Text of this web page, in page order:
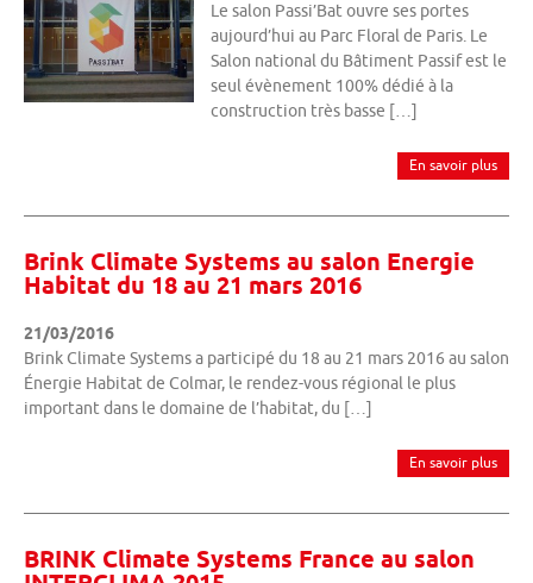
Le salon Passi’Bat ouvre ses portes
aujourd’hui au Parc Floral de Paris. Le
Salon national du Bâtiment Passif est le
seul évènement 100% dédié à la
construction très basse […]
En savoir plus
Brink Climate Systems au salon Energie
Habitat du 18 au 21 mars 2016
21/03/2016
Brink Climate Systems a participé du 18 au 21 mars 2016 au salon
Énergie Habitat de Colmar, le rendez-vous régional le plus
important dans le domaine de l’habitat, du […]
En savoir plus
BRINK Climate Systems France au salon